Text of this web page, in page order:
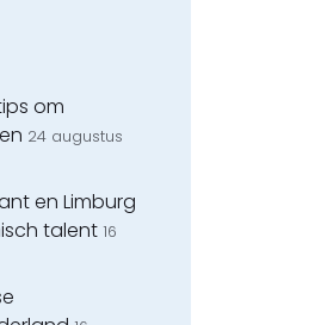
om
24 augustus
en Limburg
talent 16